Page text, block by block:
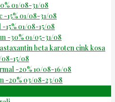
01/08-31/08
-15% 01/08-31/08
01/08-15/08
-30% 01/05-31/08
beta karoten cink kosa
15/08
-20% 10/08-16/08
-20% 03/08-23/08